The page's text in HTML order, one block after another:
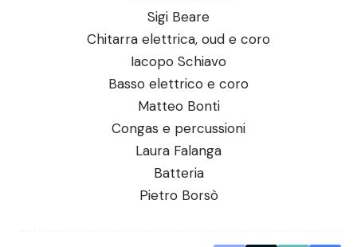
Sigi Beare
Chitarra elettrica, oud e coro
Iacopo Schiavo
Basso elettrico e coro
Matteo Bonti
Congas e percussioni
Laura Falanga
Batteria
Pietro Borsò